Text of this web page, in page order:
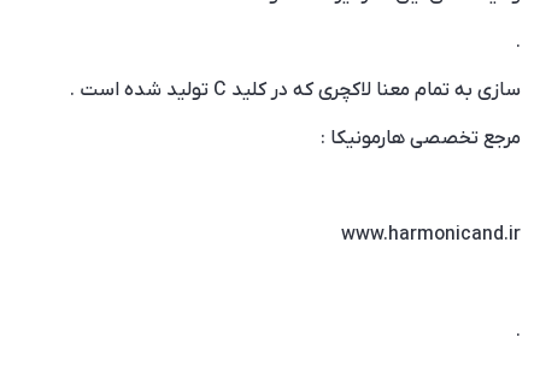
.
سازی به تمام معنا لاکچری که در کلید C تولید شده است .
مرجع تخصصی هارمونیکا :
www.harmonicand.ir
.